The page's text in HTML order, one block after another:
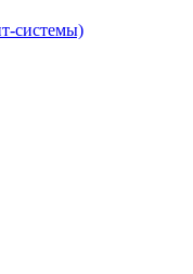
системы)